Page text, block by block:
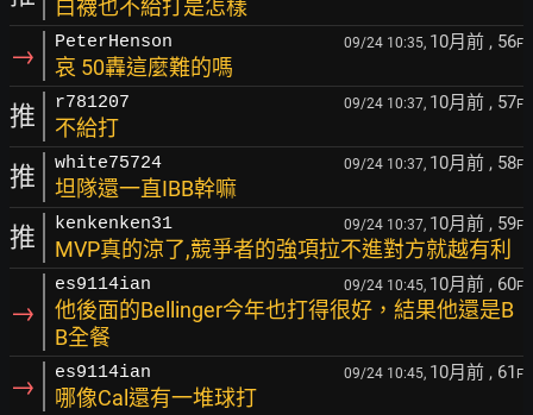
白襪也不給打是怎樣
→ PeterHenson 09/24 10:35, 10月前 , 56F
哀 50轟這麼難的嗎
推 r781207 09/24 10:37, 10月前 , 57F
不給打
推 white75724 09/24 10:37, 10月前 , 58F
坦隊還一直IBB幹嘛
推 kenkenken31 09/24 10:37, 10月前 , 59F
MVP真的涼了,競爭者的強項拉不進對方就越有利
→
es9114ian 09/24 10:45, 10月前 , 60F
他後面的Bellinger今年也打得很好，結果他還是B
B全餐
→ es9114ian 09/24 10:45, 10月前 , 61 F
哪像Cal還有一堆球打